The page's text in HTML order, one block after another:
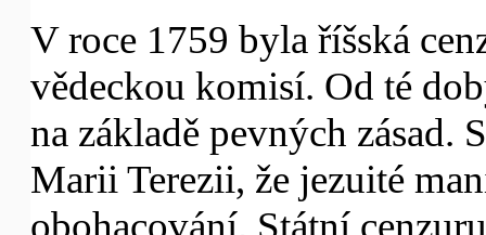
V roce 1759 byla říšská
vědeckou komisí. Od té
na základě pevných zásad.
Marii Terezii, že jezuité
obohacování. Státní